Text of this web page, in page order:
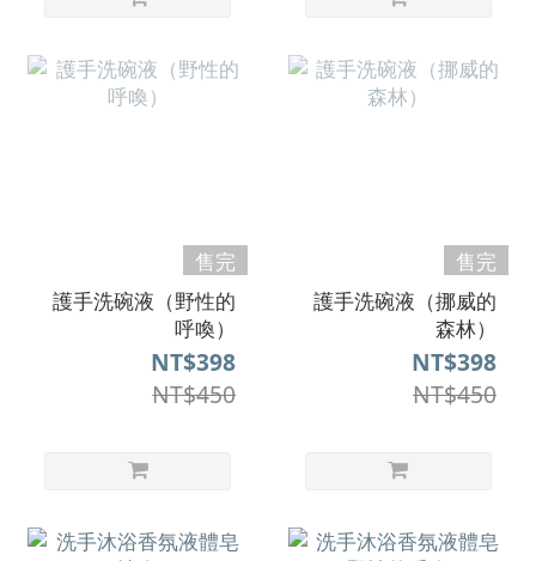
售完
護手洗碗液（野性的
呼喚）
NT$398
NT$450
售完
護手洗碗液（挪威的
森林）
NT$398
NT$450